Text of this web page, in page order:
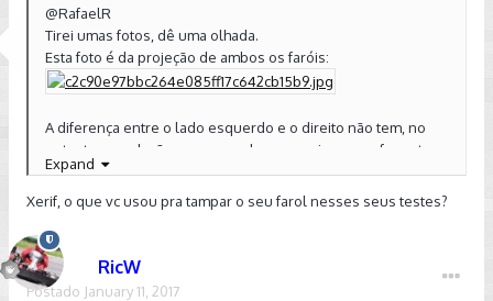
@RafaelR
Tirei umas fotos, dê uma olhada.
Esta foto é da projeção de ambos os faróis:
A diferença entre o lado esquerdo e o direito não tem, no
entanto, correlação com a regulagem, e sim com o formato
da cortina (shutter) que delimita o facho baixo, em cada farol.
Veja, na foto abaixo, a projeção somente do farol esquerdo e
perceba que ela também "corta" o facho no sentido do
tráfego oposto:
Expand
Xerif, o que vc usou pra tampar o seu farol nesses seus testes?
RicW
Postado January 11, 2017